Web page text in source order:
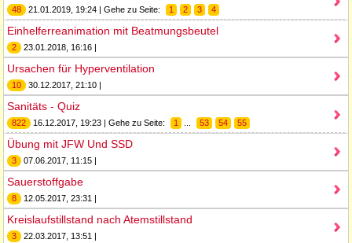
48 21.01.2019, 19:24 | Gehe zu Seite: 1 2 3 4
Einhelferreanimation mit Beatmungsbeutel
2 23.01.2018, 16:16 |
Ursachen für Hyperventilation
10 30.12.2017, 21:10 |
Sanitäts - Quiz
822 16.12.2017, 19:23 | Gehe zu Seite: 1 53 54 55
Übung mit JFW Und SSD
3 07.06.2017, 11:15 |
Sauerstoffgabe
8 12.05.2017, 23:31 |
Kreislaufstillstand nach Atemstillstand
3 22.03.2017, 13:51 |